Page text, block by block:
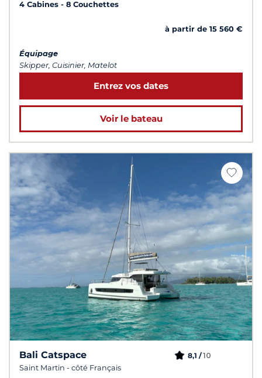
4 Cabines
8 Couchettes
à partir de 15 560 €
Équipage
Skipper, Cuisinier, Matelot
Entrez vos dates
Voir le bateau
Bali Catspace
Saint Martin - côté Français
8,1 /10